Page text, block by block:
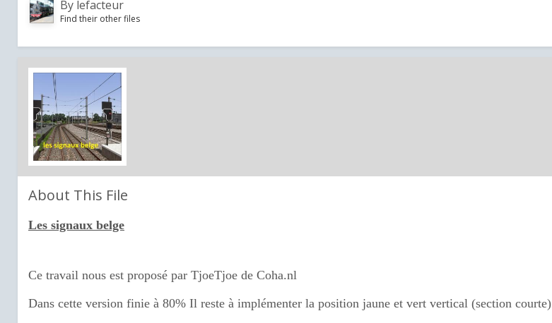
By lefacteur
Find their other files
About This File
Les signaux belge
Ce travail nous est proposé par TjoeTjoe de Coha.nl
Dans cette version finie à 80% Il reste à implémenter la position jaune et vert vertical (section courte)